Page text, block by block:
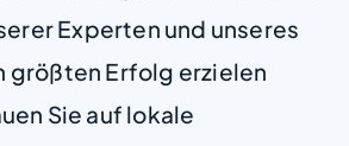
Experten und unseres
größten Erfolg erzielen
Sie auf lokale